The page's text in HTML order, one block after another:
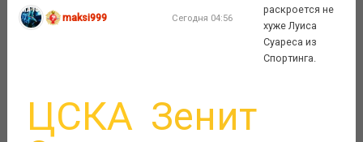
maksi999 Сегодня 04:56
раскроется не
хуже Луиса
Суареса из
Спортинга.
ЦСКА Зенит